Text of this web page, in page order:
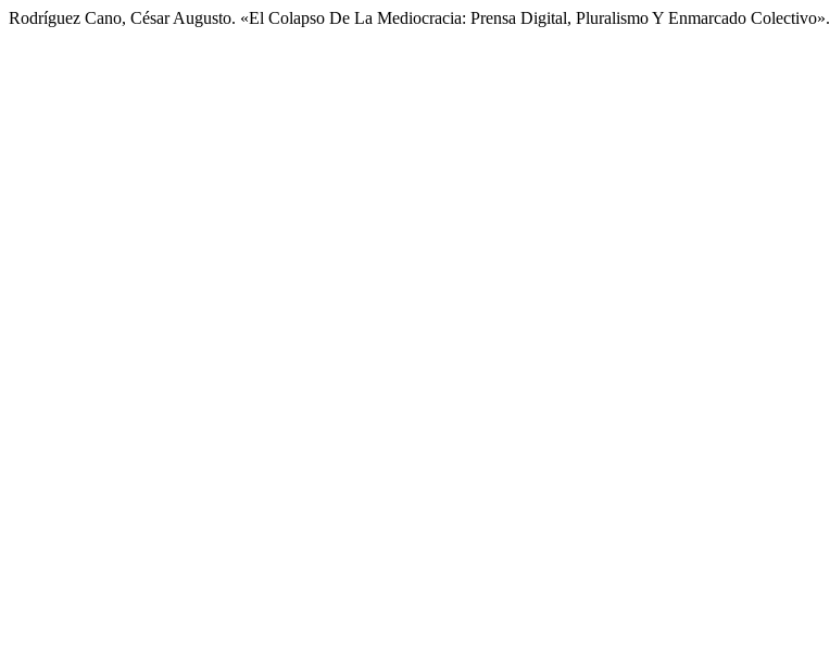
Rodríguez Cano, César Augusto. «El Colapso De La Mediocracia: Prensa Digital, Pluralismo Y Enmarcado Colectivo».